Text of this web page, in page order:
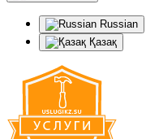
Russian
Қазақ